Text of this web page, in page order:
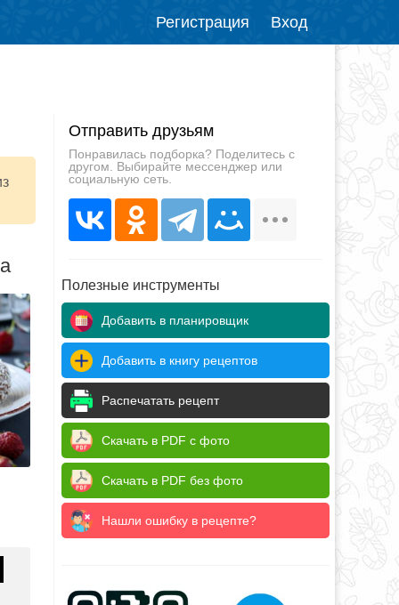
Регистрация Вход
Отправить друзьям
Понравилась подборка? Поделитесь с
другом. Выбирайте мессенджер или
социальную сеть.
Полезные инструменты
Добавить в планировщик
Добавить в книгу рецептов
Распечатать рецепт
Скачать в PDF с фото
Скачать в PDF без фото
Нашли ошибку в рецепте?